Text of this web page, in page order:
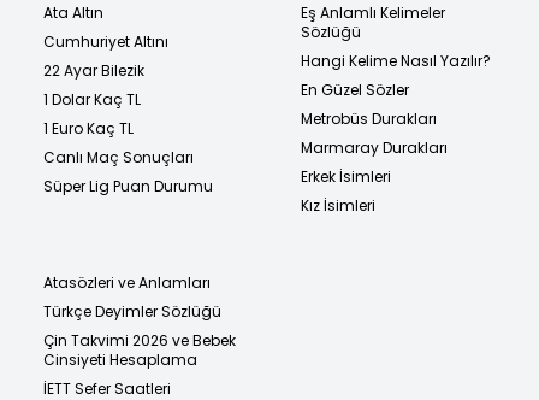
Ata Altın
Cumhuriyet Altını
22 Ayar Bilezik
1 Dolar Kaç TL
1 Euro Kaç TL
Canlı Maç Sonuçları
Süper Lig Puan Durumu
Eş Anlamlı Kelimeler
Sözlüğü
Hangi Kelime Nasıl Yazılır?
En Güzel Sözler
Metrobüs Durakları
Marmaray Durakları
Erkek İsimleri
Kız İsimleri
Atasözleri ve Anlamları
Türkçe Deyimler Sözlüğü
Çin Takvimi 2026 ve Bebek
Cinsiyeti Hesaplama
İETT Sefer Saatleri